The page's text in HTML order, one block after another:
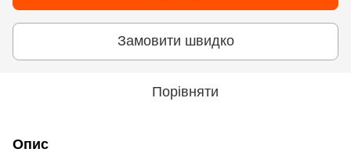
Замовити швидко
Порівняти
Опис